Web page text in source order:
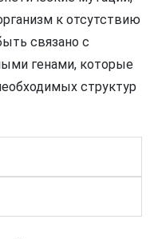
к отсутствию
связано с
генами, которые
структур